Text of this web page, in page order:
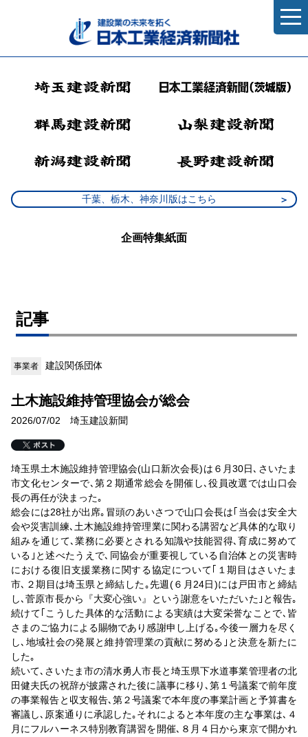
千葉、栃木、神奈川版はこちら
企画特集紙面
記事
事業者 建設関係団体
土木施設維持管理協会が総会
2026/07/02 埼玉建設新聞
埼玉県土木施設維持管理協会(山口新次会長)は６月30日､さいたま
市文化センターで､第２期通常総会を開催し､役員改選では山口会
長の再任が決まった｡
総会には28社が出席｡冒頭のあいさつで山口会長は｢当会は安全大
会や災害訓練､土木施設維持管理業に関わる講習など具体的な取り
組みを通じて､業務に必要とされる知識や技能習得､育成に努めて
いる｣と述べたうえで､同協会が重要視している自治体との災害時
における復旧支援業務に関する協定について｢１期目はさいたま
市､２期目は埼玉県と締結した｡先週(６月24日)には戸田市と締結
し､菅原市長から『大変心強い』という謝意をいただいた｣と報告｡
続けて｢こうした具体的な活動による実績は大変栄誉なことで､皆
さまのご協力による賜物であり感謝申し上げる｡今後一層力を尽く
し､地域社会の発展と維持管理業の貢献に努める｣と決意を新たに
した｡
続いて､さいたま市の清水勇人市長と埼玉県下水道事業管理者の北
田健夫氏の祝辞が披露された後に議事に移り､第１号議案で前年度
の事業報告と収支報告､第２号議案で本年度の事業計画と予算書を
審議し､原案通りに承認した｡それによると本年度の主な事業は､４
月にフルハーネス特別教育講習を開催､８月４日から東京で開かれ